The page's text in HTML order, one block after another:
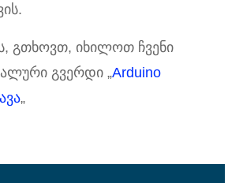
გთხოვთ, იხილოთ ჩვენი
გვერდი „Arduino
„